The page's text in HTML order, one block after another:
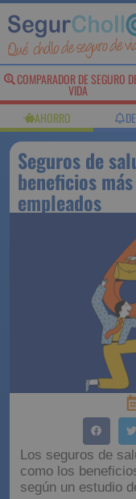
COMPARADOR DE SEGURO
VIDA
AHORRO
Seguros de
beneficios
empleados
Los seguros de
como los
según un estudio